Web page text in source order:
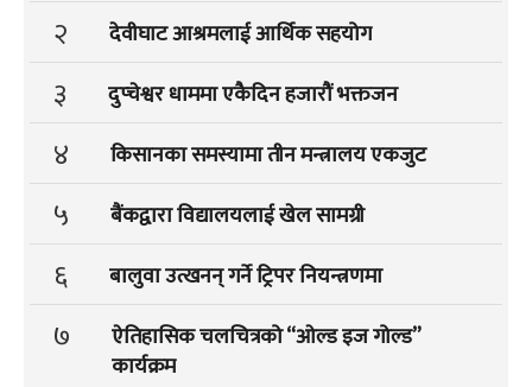
२ देवीघाट आश्रमलाई आर्थिक सहयोग
३ दुप्चेश्वर धाममा एकैदिन हजारौं भक्तजन
४ किसानका समस्यामा तीन मन्त्रालय एकजुट
५ बैंकद्वारा विद्यालयलाई खेल सामग्री
६ बालुवा उत्खनन् गर्ने ट्रिपर नियन्त्रणमा
७
ऐतिहासिक चलचित्रको “ओल्ड इज गोल्ड”
कार्यक्रम